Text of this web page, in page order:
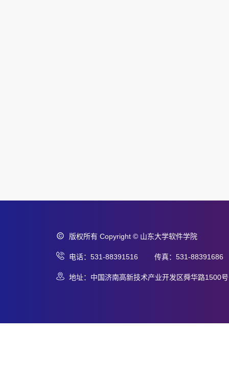
版权所有 Copyright © 山东大学软件学院
电话：531-88391516 传真：531-88391686
地址：中国济南高新技术产业开发区舜华路